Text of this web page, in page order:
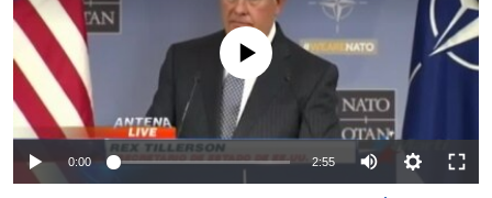
No media source currently available
0:00 2:55